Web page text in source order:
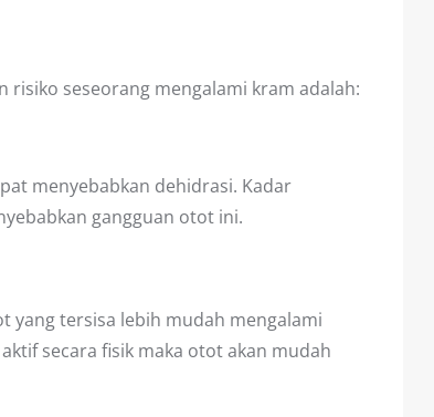
risiko seseorang mengalami kram adalah:
menyebabkan dehidrasi. Kadar
gangguan otot ini.
yang tersisa lebih mudah mengalami
secara fisik maka otot akan mudah